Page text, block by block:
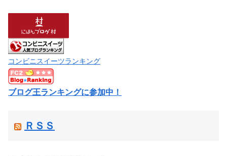
コンビニスイーツランキング
ブログ王ランキングに参加中！
ＲＳＳ